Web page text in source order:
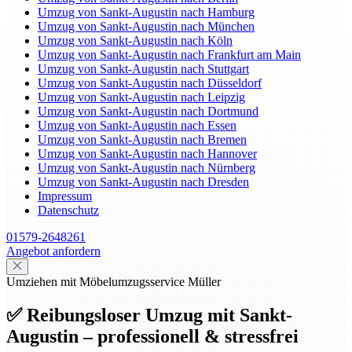
Umzug von Sankt-Augustin nach Hamburg
Umzug von Sankt-Augustin nach München
Umzug von Sankt-Augustin nach Köln
Umzug von Sankt-Augustin nach Frankfurt am Main
Umzug von Sankt-Augustin nach Stuttgart
Umzug von Sankt-Augustin nach Düsseldorf
Umzug von Sankt-Augustin nach Leipzig
Umzug von Sankt-Augustin nach Dortmund
Umzug von Sankt-Augustin nach Essen
Umzug von Sankt-Augustin nach Bremen
Umzug von Sankt-Augustin nach Hannover
Umzug von Sankt-Augustin nach Nürnberg
Umzug von Sankt-Augustin nach Dresden
Impressum
Datenschutz
01579-2648261
Angebot anfordern
Umziehen mit Möbelumzugsservice Müller
✅ Reibungsloser Umzug mit Sankt-
Augustin – professionell & stressfrei